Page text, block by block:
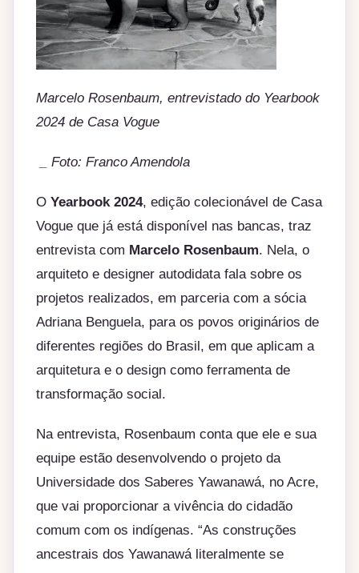
Marcelo Rosenbaum, entrevistado do Yearbook
2024 de Casa Vogue
_ Foto: Franco Amendola
O Yearbook 2024, edição colecionável de Casa
Vogue que já está disponível nas bancas, traz
entrevista com Marcelo Rosenbaum. Nela, o
arquiteto e designer autodidata fala sobre os
projetos realizados, em parceria com a sócia
Adriana Benguela, para os povos originários de
diferentes regiões do Brasil, em que aplicam a
arquitetura e o design como ferramenta de
transformação social.
Na entrevista, Rosenbaum conta que ele e sua
equipe estão desenvolvendo o projeto da
Universidade dos Saberes Yawanawá, no Acre,
que vai proporcionar a vivência do cidadão
comum com os indígenas. “As construções
ancestrais dos Yawanawá literalmente se